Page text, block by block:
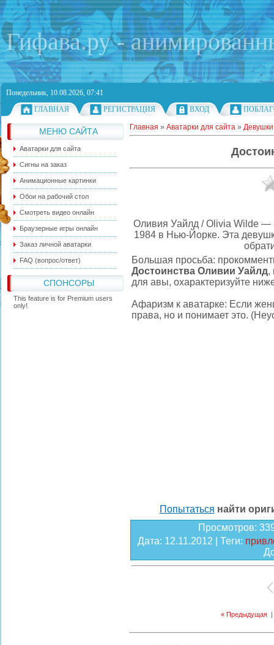
Гифава.ру -
Понедельник, 10.08.2026, 07:41
ГЛАВНАЯ
РЕГИСТРАЦИЯ ВХОД
МЕНЮ САЙТА
Аватарки для сайта
Сигны на заказ
Анимационные картинки
Обои на рабочий стол
Смотреть видео онлайн
Браузерные игры онлайн
Заказ личной аватарки
FAQ (вопрос/ответ)
СПОНСОРЫ
This feature is for Premium users
only!
Главная » Аватарки для сайта » Девушки
Оливия Уайлд / Olivia Wilde —
1984 в Нью-Йорке. Эта
Большая просьба:
Достоинства Оливии Уайлд,
для авы, охарактеризуйте
Афаризм к аватарке: Если
права, но и понимает это.
Попытаться найти
Просмотров:
Дата: 12.11.2012 | Теги:
« Предыдущая|